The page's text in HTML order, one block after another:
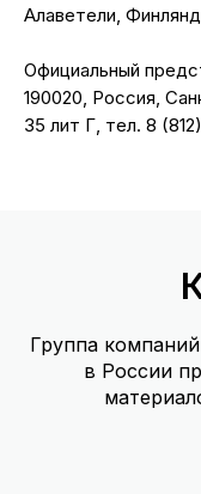
Алаветели,
Официальный
190020, Россия,
35 лит Г, тел. 8
Группа
в России